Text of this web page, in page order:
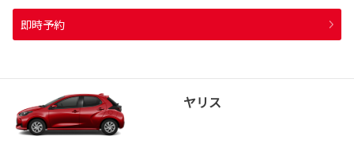
即時予約
ヤリス